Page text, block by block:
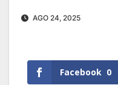
AGO 24, 2025
Facebook 0